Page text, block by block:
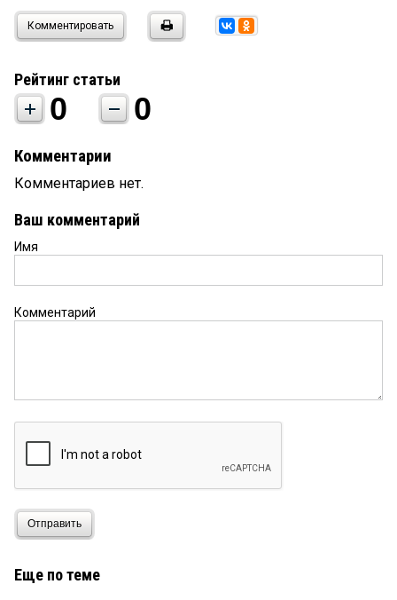
Комментировать
Рейтинг статьи
0 0
Комментарии
Комментариев нет.
Ваш комментарий
Имя
Комментарий
Отправить
Еще по теме